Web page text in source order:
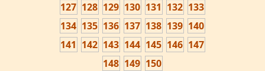
127 128 129 130 131 132 133
134 135 136 137 138 139 140
141 142 143 144 145 146 147
148 149 150